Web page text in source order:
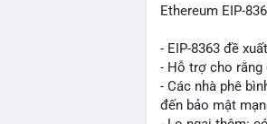
Ethereum EIP-
- EIP-8363 đề
- Hỗ trợ cho
- Các nhà phê
đến bảo mật